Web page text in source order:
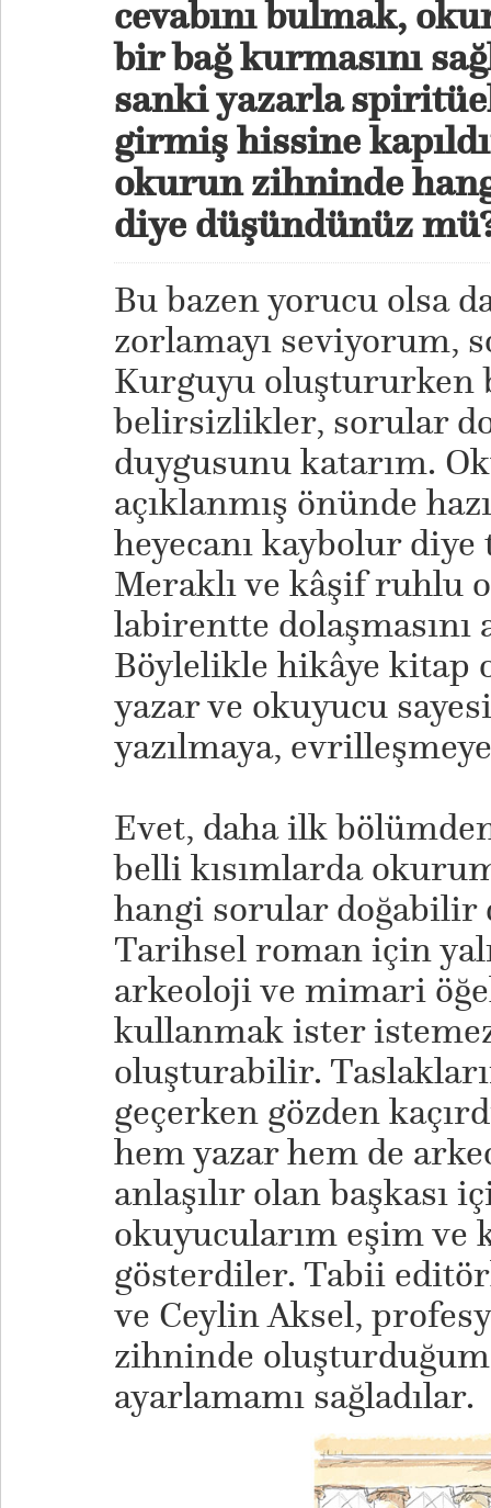
cevabını bulmak,
bir bağ kurmasını
sanki yazarla
girmiş hissine
okurun zihninde
diye düşündünüz mü
Bu bazen yorucu olsa
zorlamayı seviyorum,
Kurguyu oluştururken
belirsizlikler, sorular
duygusunu katarım.
açıklanmış önünde
heyecanı kaybolur
Meraklı ve kâşif ruhlu
labirentte
Böylelikle hikâye kitap
yazar ve okuyucu
yazılmaya,
​Evet, daha ilk
belli kısımlarda
hangi sorular
Tarihsel roman için
arkeoloji ve mimari
kullanmak ister
oluşturabilir.
geçerken gözden
hem yazar hem de
anlaşılır olan başkası
okuyucularım eşim ve
gösterdiler. Tabii
ve Ceylin Aksel,
zihninde
ayarlamamı sağladılar.